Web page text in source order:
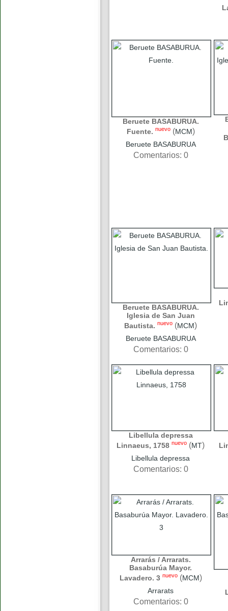
Beruete BASABURUA.
Fuente. nuevo (MCM)
Beruete BASABURUA
Comentarios: 0
Beruete BASABURUA.
Iglesia de San Juan
Bautista. nuevo (MCM)
Beruete BASABURUA
Comentarios: 0
Libellula depressa
Linnaeus, 1758 nuevo (MT)
Libellula depressa
Comentarios: 0
Arrarás / Arrarats.
Basaburúa Mayor.
Lavadero. 3 nuevo (MCM)
Arrarats
Comentarios: 0